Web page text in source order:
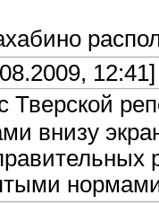
12:41]
Тверской
внизу